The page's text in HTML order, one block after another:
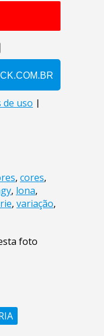
, cores,
, lona,
, variação,
foto